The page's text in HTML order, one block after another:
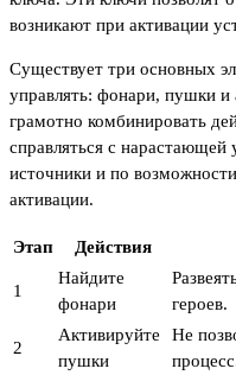
возникают при активации
Существует три основных
управлять: фонари, пушки
грамотно комбинировать
справляться с
источники и по
активации.
Этап Действия
1
Найдите
фонари
героев.
2
Активируйте
пушки
Не